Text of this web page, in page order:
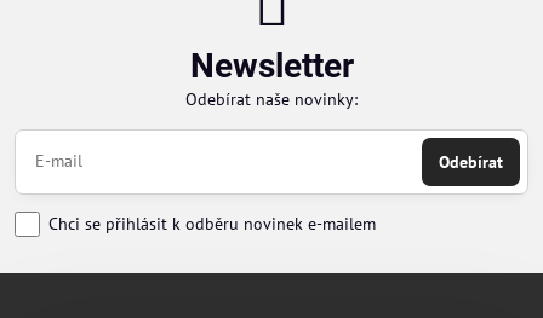
Newsletter
Odebírat naše novinky:
Odebírat
Chci se přihlásit k odběru novinek e-mailem